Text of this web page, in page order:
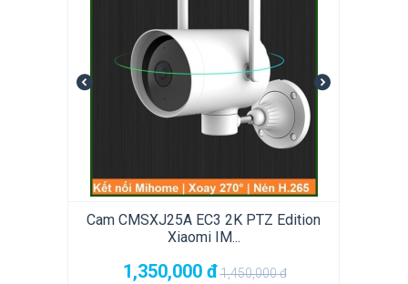
Cam CMSXJ25A EC3 2K PTZ Edition
Xiaomi IM...
1,350,000 đ1,450,000đ